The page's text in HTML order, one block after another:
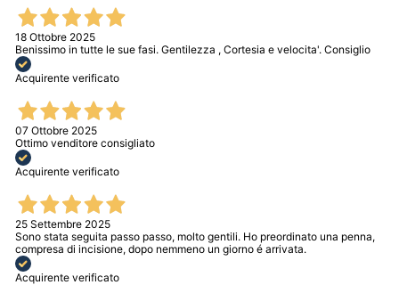
18 Ottobre 2025
Benissimo in tutte le sue fasi. Gentilezza , Cortesia e velocita'. Consiglio
Acquirente verificato
07 Ottobre 2025
Ottimo venditore consigliato
Acquirente verificato
25 Settembre 2025
Sono stata seguita passo passo, molto gentili. Ho preordinato una penna,
compresa di incisione, dopo nemmeno un giorno é arrivata.
Acquirente verificato